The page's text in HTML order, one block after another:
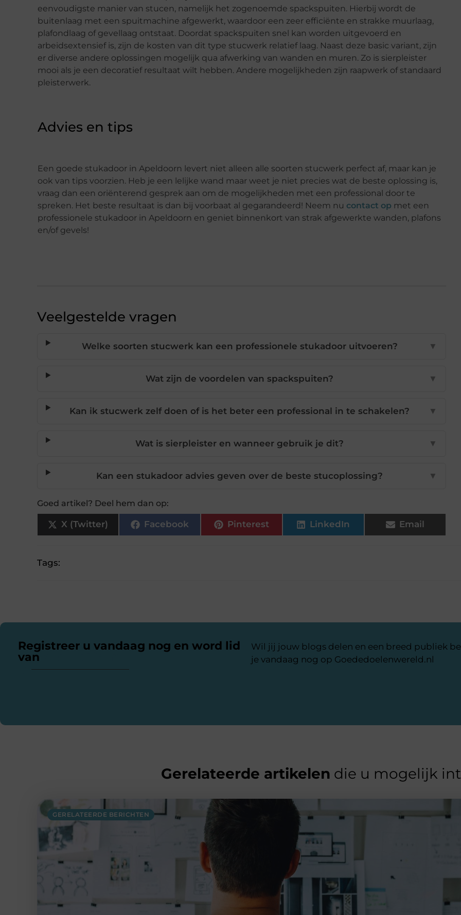
eenvoudigste manier van stucen, namelijk het zogenoemde spackspuiten. Hierbij wordt de
buitenlaag met een spuitmachine afgewerkt, waardoor een zeer efficiënte en strakke muurlaag,
plafondlaag of gevellaag ontstaat. Doordat spackspuiten snel kan worden uitgevoerd en
arbeidsextensief is, zijn de kosten van dit type stucwerk relatief laag. Naast deze basic variant, zijn
er diverse andere oplossingen mogelijk qua afwerking van wanden en muren. Zo is sierpleister
mooi als je een decoratief resultaat wilt hebben. Andere mogelijkheden zijn raapwerk of standaard
pleisterwerk.
Advies en tips
Een goede stukadoor in Apeldoorn levert niet alleen alle soorten stucwerk perfect af, maar kan je
ook van tips voorzien. Heb je een lelijke wand maar weet je niet precies wat de beste oplossing is,
vraag dan een oriënterend gesprek aan om de mogelijkheden met een professional door te
spreken. Het beste resultaat is dan bij voorbaat al gegarandeerd! Neem nu contact op met een
professionele stukadoor in Apeldoorn en geniet binnenkort van strak afgewerkte wanden, plafons
en/of gevels!
Veelgestelde vragen
Welke soorten stucwerk kan een professionele stukadoor uitvoeren? ▼
Wat zijn de voordelen van spackspuiten? ▼
Kan ik stucwerk zelf doen of is het beter een professional in te schakelen? ▼
Wat is sierpleister en wanneer gebruik je dit? ▼
Kan een stukadoor advies geven over de beste stucoplossing? ▼
Goed artikel? Deel hem dan op:
X (Twitter) Facebook Pinterest LinkedIn Email
Tags:
Registreer u vandaag nog en word lid
van
Wil jij jouw blogs delen en een breed publiek
je vandaag nog op Goededoelenwereld.nl
Gerelateerde artikelen die u mogelijk
GERELATEERDE BERICHTEN